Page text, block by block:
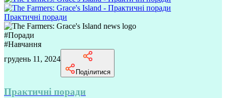
Практичні поради
#Поради
#Навчання
грудень 11, 2024
Поділитися
Практичні поради